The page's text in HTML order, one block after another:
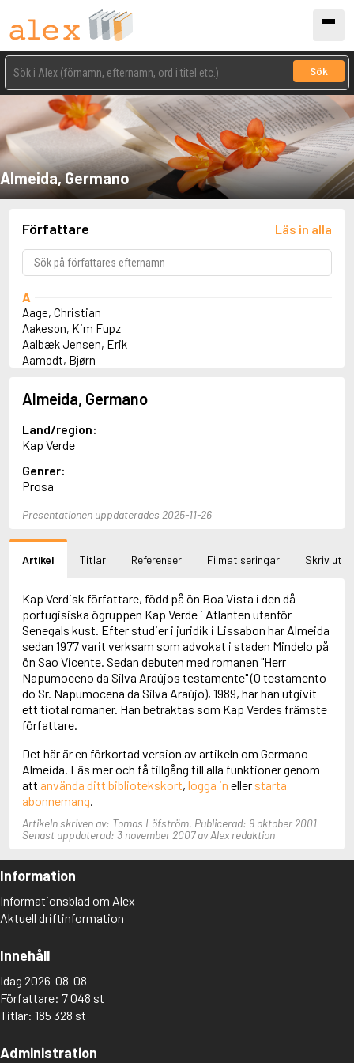
Sök
Almeida, Germano
Författare Läs in alla
A
Aage, Christian
Aakeson, Kim Fupz
Aalbæk Jensen, Erik
Aamodt, Bjørn
Abbey, Kieran
Abbot, Anthony
Abbott, John
Abbott, Megan
Abdel-Fattah, Randa
Abdolah, Kader
Abé, Kobo
Abele, Inga
Aboulela, Leila
Abrahams, Peter (f. 1947)
Abrahamson, Emmy
Abse, Dannie
Abu-Jaber, Diana
Abulhawa, Susan
Aburas, Lone
Achebe, Chinua
Achmatova, Anna
Aciman, André
Acker, Kathy
Ackroyd, Peter
Adam de la Halle
Adamov, Arthur
Adams, Douglas
Adams, Herbert
Adbåge, Emma
Adbåge, Lisen
Adelborg, Ottilia
Adler-Olsen, Jussi
Adlerbeth, Gudmund Jöran
Adnan, Etel
Adolfsson, Eva
Adolfsson, Evert
Adolfsson, Josefine
Almeida, Germano
Land/region:
Kap Verde
Genrer:
Prosa
Presentationen uppdaterades 2025-11-26
Artikel Titlar Referenser Filmatiseringar Skriv ut
Kap Verdisk författare, född på ön Boa Vista i den då
portugisiska ögruppen Kap Verde i Atlanten utanför
Senegals kust. Efter studier i juridik i Lissabon har Almeida
sedan 1977 varit verksam som advokat i staden Mindelo på
ön Sao Vicente. Sedan debuten med romanen "Herr
Napumoceno da Silva Araújos testamente" (O testamento
do Sr. Napumocena da Silva Araújo), 1989, har han utgivit
ett tiotal romaner. Han betraktas som Kap Verdes främste
författare.
Det här är en förkortad version av artikeln om Germano
Almeida. Läs mer och få tillgång till alla funktioner genom
att använda ditt bibliotekskort, logga in eller starta
abonnemang.
Artikeln skriven av: Tomas Löfström. Publicerad: 9 oktober 2001
Senast uppdaterad: 3 november 2007 av Alex redaktion
Information
Informationsblad om Alex
Aktuell driftinformation
Innehåll
Idag 2026-08-08
Författare: 7 048 st
Titlar: 185 328 st
Administration